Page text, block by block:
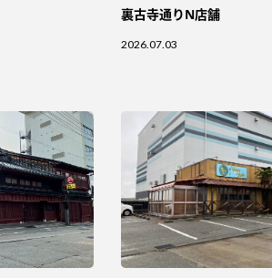
裏古寺通りN店舗
2026.07.03